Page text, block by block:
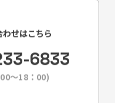
せはこちら
6833
〜18：00)